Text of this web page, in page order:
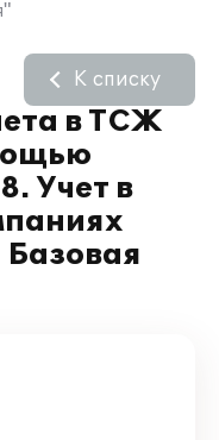
в ТСЖ
Учет в
К списку